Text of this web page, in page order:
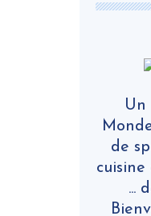
Un
de
...